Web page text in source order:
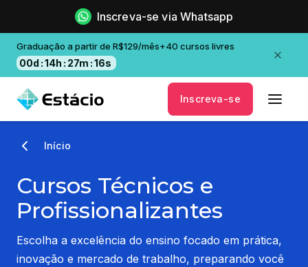
Inscreva-se via Whatsapp
Graduação a partir de R$129/mês+40 cursos livres
00d :14h : 27m :16s
Inscreva-se
Início
Cursos Técnicos e
Profissionalizantes
Escolha a excelência do ensino focado em prática,
inovação e mercado de trabalho, preparando você